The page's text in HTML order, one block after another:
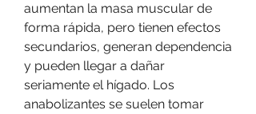
aumentan la masa muscular de
forma rápida, pero tienen efectos
secundarios, generan dependencia
y pueden llegar a dañar
seriamente el hígado. Los
anabolizantes se suelen tomar